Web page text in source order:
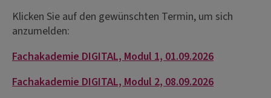
Klicken Sie auf den gewünschten Termin, um sich
anzumelden:
Fachakademie DIGITAL, Modul 1, 01.09.2026
Fachakademie DIGITAL, Modul 2, 08.09.2026